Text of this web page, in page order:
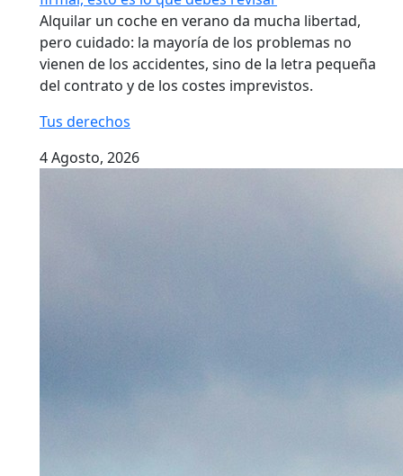
Alquilar un coche en verano da mucha libertad,
pero cuidado: la mayoría de los problemas no
vienen de los accidentes, sino de la letra pequeña
del contrato y de los costes imprevistos.
Tus derechos
4 Agosto, 2026